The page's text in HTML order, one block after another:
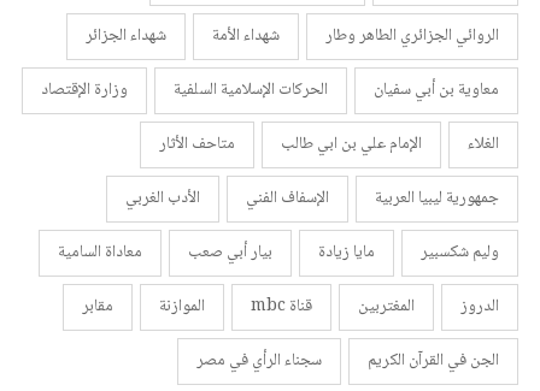
الروائي الجزائري الطاهر وطار
شهداء الأمة
شهداء الجزائر
معاوية بن أبي سفيان
الحركات الإسلامية السلفية
وزارة الإقتصاد
الغلاء
الإمام علي بن ابي طالب
متاحف الأثار
جمهورية ليبيا العربية
الإسفاف الفني
الأدب الغربي
وليم شكسبير
مايا زيادة بيار أبي صعب
معاداة السامية
الدروز
المغتربين قناة mbc الموازنة
مقابر
الجن في القرآن الكريم
سجناء الرأي في مصر